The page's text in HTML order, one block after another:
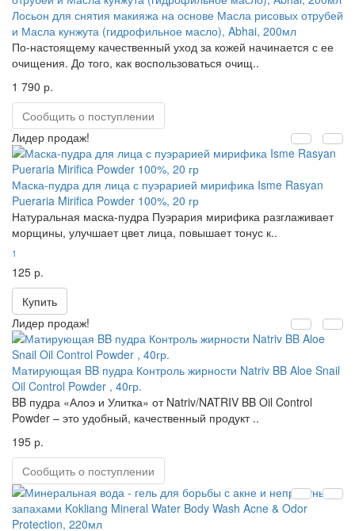
Лосьон для снятия макияжа на основе Масла рисовых отрубей
и Масла кунжута (гидрофильное масло), Abhai, 200мл
По-настоящему качественный уход за кожей начинается с ее
очищения. До того, как воспользоваться очищ..
1 790 р.
Сообщить о поступлении
Лидер продаж!
Маска-пудра для лица с пуэрарией мирифика Isme Rasyan
Pueraria Mirifica Powder 100%, 20 гр
Натуральная маска-пудра Пуэрария мирифика разглаживает
морщины, улучшает цвет лица, повышает тонус к..
1
125 р.
Купить
Лидер продаж!
Матирующая BB пудра Контроль жирности Natriv BB Aloe Snail
Oil Control Powder , 40гр.
BB пудра «Алоэ и Улитка» от Natriv/NATRIV BB Oil Control
Powder – это удобный, качественный продукт ..
195 р.
Сообщить о поступлении